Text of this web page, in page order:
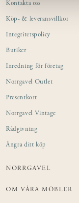
Kontakta oss
Köp- & leveransvillkor
Integritetspolicy
Butiker
Inredning för företag
Norrgavel Outlet
Presentkort
Norrgavel Vintage
Rådgivning
Ångra ditt köp
NORRGAVEL
OM VÅRA MÖBLER